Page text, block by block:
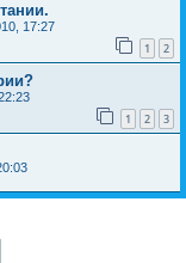
17:27
1 2
1 2 3